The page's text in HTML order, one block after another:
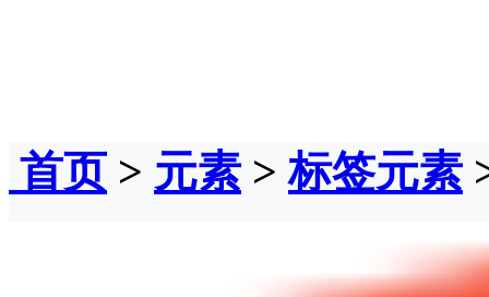
首页> 元素 >标签元素